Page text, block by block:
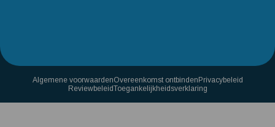
Algemene voorwaardenOvereenkomst ontbinden Privacybeleid
ReviewbeleidToegankelijkheidsverklaring